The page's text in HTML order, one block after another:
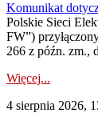
Komunikat
Polskie Sieci
FW”)
266 z późn. zm.,
Więcej...
4 sierpnia 2026,